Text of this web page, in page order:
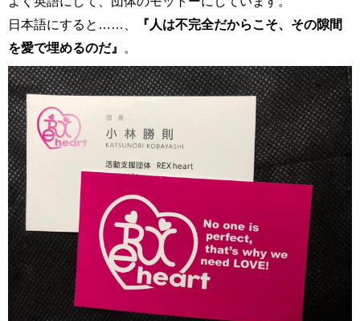
日本語にすると……、
『人は不完全だからこそ、その隙間
を愛で埋めるのだ』
。